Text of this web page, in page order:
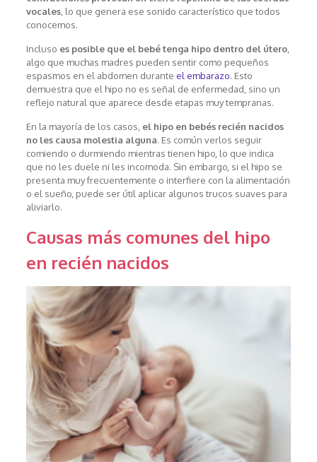
vocales, lo que genera ese sonido característico que todos
conocemos.
Incluso es posible que el bebé tenga hipo dentro del útero,
algo que muchas madres pueden sentir como pequeños
espasmos en el abdomen durante el embarazo. Esto
demuestra que el hipo no es señal de enfermedad, sino un
reflejo natural que aparece desde etapas muy tempranas.
En la mayoría de los casos, el hipo en bebés recién nacidos
no les causa molestia alguna. Es común verlos seguir
comiendo o durmiendo mientras tienen hipo, lo que indica
que no les duele ni les incomoda. Sin embargo, si el hipo se
presenta muy frecuentemente o interfiere con la alimentación
o el sueño, puede ser útil aplicar algunos trucos suaves para
aliviarlo.
Causas más comunes del hipo
en recién nacidos